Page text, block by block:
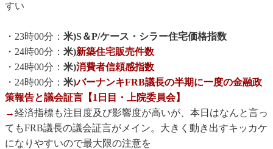
すい
・23時00分： 米)S＆P/ケース・シラー住宅価格指数
・24時00分： 米)新築住宅販売件数
・24時00分： 米)消費者信頼感指数
・24時00分： 米)バーナンキFRB議長の半期に一度の金融政
策報告と議会証言【1日目・上院委員会】
→経済指標も注目度及び影響度が高いが、本日はなんと言っ
てもFRB議長の議会証言がメイン。大きく動き出すキッカケ
になりやすいので最大限の注意を